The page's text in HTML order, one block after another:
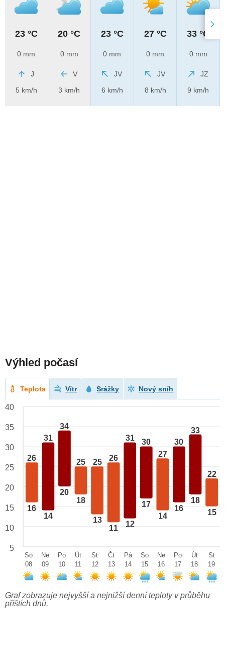
23 °C
0 mm
J
5 km/h
20 °C
0 mm
V
3 km/h
23 °C
0 mm
JV
6 km/h
27 °C
0 mm
JV
8 km/h
33 °C
0 mm
JZ
9 km/h
Výhled počasí
Teplota Vítr Srážky Nový sníh
26
16
31
14
34
20
25
18
25
13
26
11
31
12
30
17
27
14
30
16
33
18
22
15
40
35
30
25
20
15
10
5
So
08
Ne
09
Po
10
Út
11
St
12
Čt
13
Pá
14
So
15
Ne
16
Po
17
Út
18
St
19
Graf zobrazuje nejvyšší a nejnižší denní teploty v průběhu
příštích dnů.